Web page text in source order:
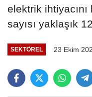
elektrik ihtiyacını
sayısı yaklaşık
SEKTÖREL 23 Ekim